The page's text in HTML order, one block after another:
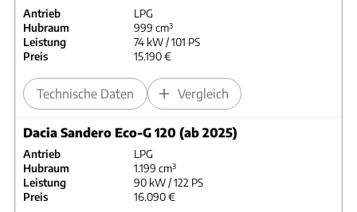
Antrieb
LPG
Hubraum
999 cm³
Leistung
74 kW / 101 PS
Preis
15.190 €
Technische Daten Vergleich
Dacia Sandero Eco-G 120 (ab 2025)
Antrieb
LPG
Hubraum
1.199 cm³
Leistung
90 kW / 122 PS
Preis
16.090 €